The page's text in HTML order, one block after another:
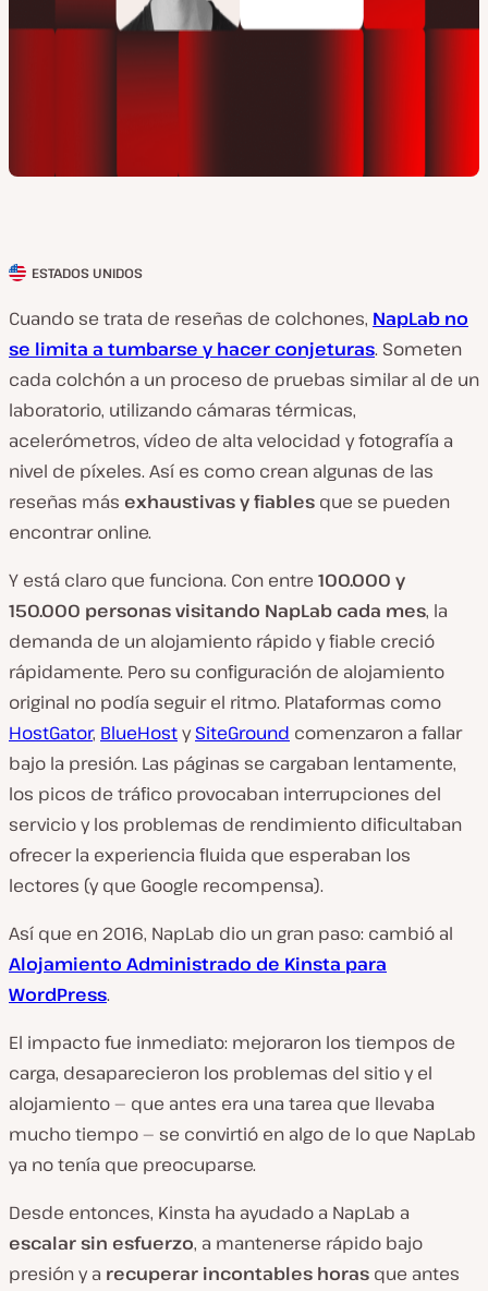
P
a
í
s
d
e
l
c
l
e
n
t
e
:
ESTADOS UNIDOS
Cuando se trata de reseñas de colchones, NapLab no
se limita a tumbarse y hacer conjeturas. Someten
cada colchón a un proceso de pruebas similar al de un
laboratorio, utilizando cámaras térmicas,
acelerómetros, vídeo de alta velocidad y fotografía a
nivel de píxeles. Así es como crean algunas de las
reseñas más exhaustivas y fiables que se pueden
encontrar online.
Y está claro que funciona. Con entre 100.000 y
150.000 personas visitando NapLab cada mes, la
demanda de un alojamiento rápido y fiable creció
rápidamente. Pero su configuración de alojamiento
original no podía seguir el ritmo. Plataformas como
HostGator, BlueHostySiteGround comenzaron a fallar
bajo la presión. Las páginas se cargaban lentamente,
los picos de tráfico provocaban interrupciones del
servicio y los problemas de rendimiento dificultaban
ofrecer la experiencia fluida que esperaban los
lectores (y que Google recompensa).
Así que en 2016, NapLab dio un gran paso: cambió al
Alojamiento Administrado de Kinsta para
WordPress.
El impacto fue inmediato: mejoraron los tiempos de
carga, desaparecieron los problemas del sitio y el
alojamiento — que antes era una tarea que llevaba
mucho tiempo — se convirtió en algo de lo que NapLab
ya no tenía que preocuparse.
Desde entonces, Kinsta ha ayudado a NapLab a
escalar sin esfuerzo, a mantenerse rápido bajo
presión y a recuperar incontables horas que antes